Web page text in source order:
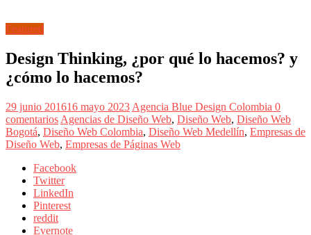
iBlue
Marketing
|
Magazine
de
Publicidad,
Mercadeo
y
Medios
de
la
Agencia
Blue
Design
Colombia
Featured
Design Thinking, ¿por qué lo hacemos? y
¿cómo lo hacemos?
29 junio 201616 mayo 2023 Agencia Blue Design Colombia 0
comentarios Agencias de Diseño Web, Diseño Web, Diseño Web
Bogotá, Diseño Web Colombia, Diseño Web Medellín, Empresas de
Diseño Web, Empresas de Páginas Web
Facebook
Twitter
LinkedIn
Pinterest
reddit
Evernote